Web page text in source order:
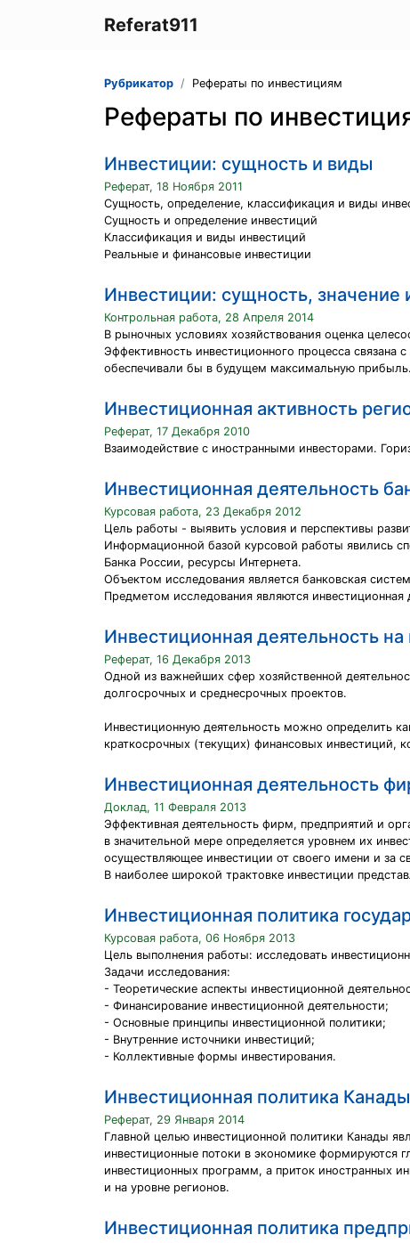
Referat911
Рубрикатор Рефераты по инвестициям
Рефераты по
Инвестиции: сущность и виды
Реферат, 18 Ноября 2011
Сущность, определение, классификация и виды
Сущность и определение инвестиций
Классификация и виды инвестиций
Реальные и финансовые инвестиции
Инвестиции: сущность, значение
Контрольная работа, 28 Апреля 2014
В рыночных условиях хозяйствования оценка
Эффективность инвестиционного процесса
обеспечивали бы в будущем максимальную прибыль.
Инвестиционная активность
Реферат, 17 Декабря 2010
Взаимодействие с иностранными инвесторами.
Инвестиционная деятельность
Курсовая работа, 23 Декабря 2012
Цель работы - выявить условия и перспективы
Информационной базой курсовой работы явились
Банка России, ресурсы Интернета.
Объектом исследования является банковская
Предметом исследования являются инвестиционная
Инвестиционная деятельность
Реферат, 16 Декабря 2013
Одной из важнейших сфер хозяйственной
долгосрочных и среднесрочных проектов.
Инвестиционную деятельность можно определить
краткосрочных (текущих) финансовых инвестиций,
Инвестиционная деятельность
Доклад, 11 Февраля 2013
Эффективная деятельность фирм, предприятий и
в значительной мере определяется уровнем их
осуществляющее инвестиции от своего имени и за
В наиболее широкой трактовке инвестиции
Инвестиционная политика
Курсовая работа, 06 Ноября 2013
Цель выполнения работы: исследовать
Задачи исследования:
- Теоретические аспекты инвестиционной
- Финансирование инвестиционной деятельности;
- Основные принципы инвестиционной политики;
- Внутренние источники инвестиций;
- Коллективные формы инвестирования.
Инвестиционная политика
Реферат, 29 Января 2014
Главной целью инвестиционной политики Канады
инвестиционные потоки в экономике формируются
инвестиционных программ, а приток иностранных
и на уровне регионов.
Инвестиционная политика